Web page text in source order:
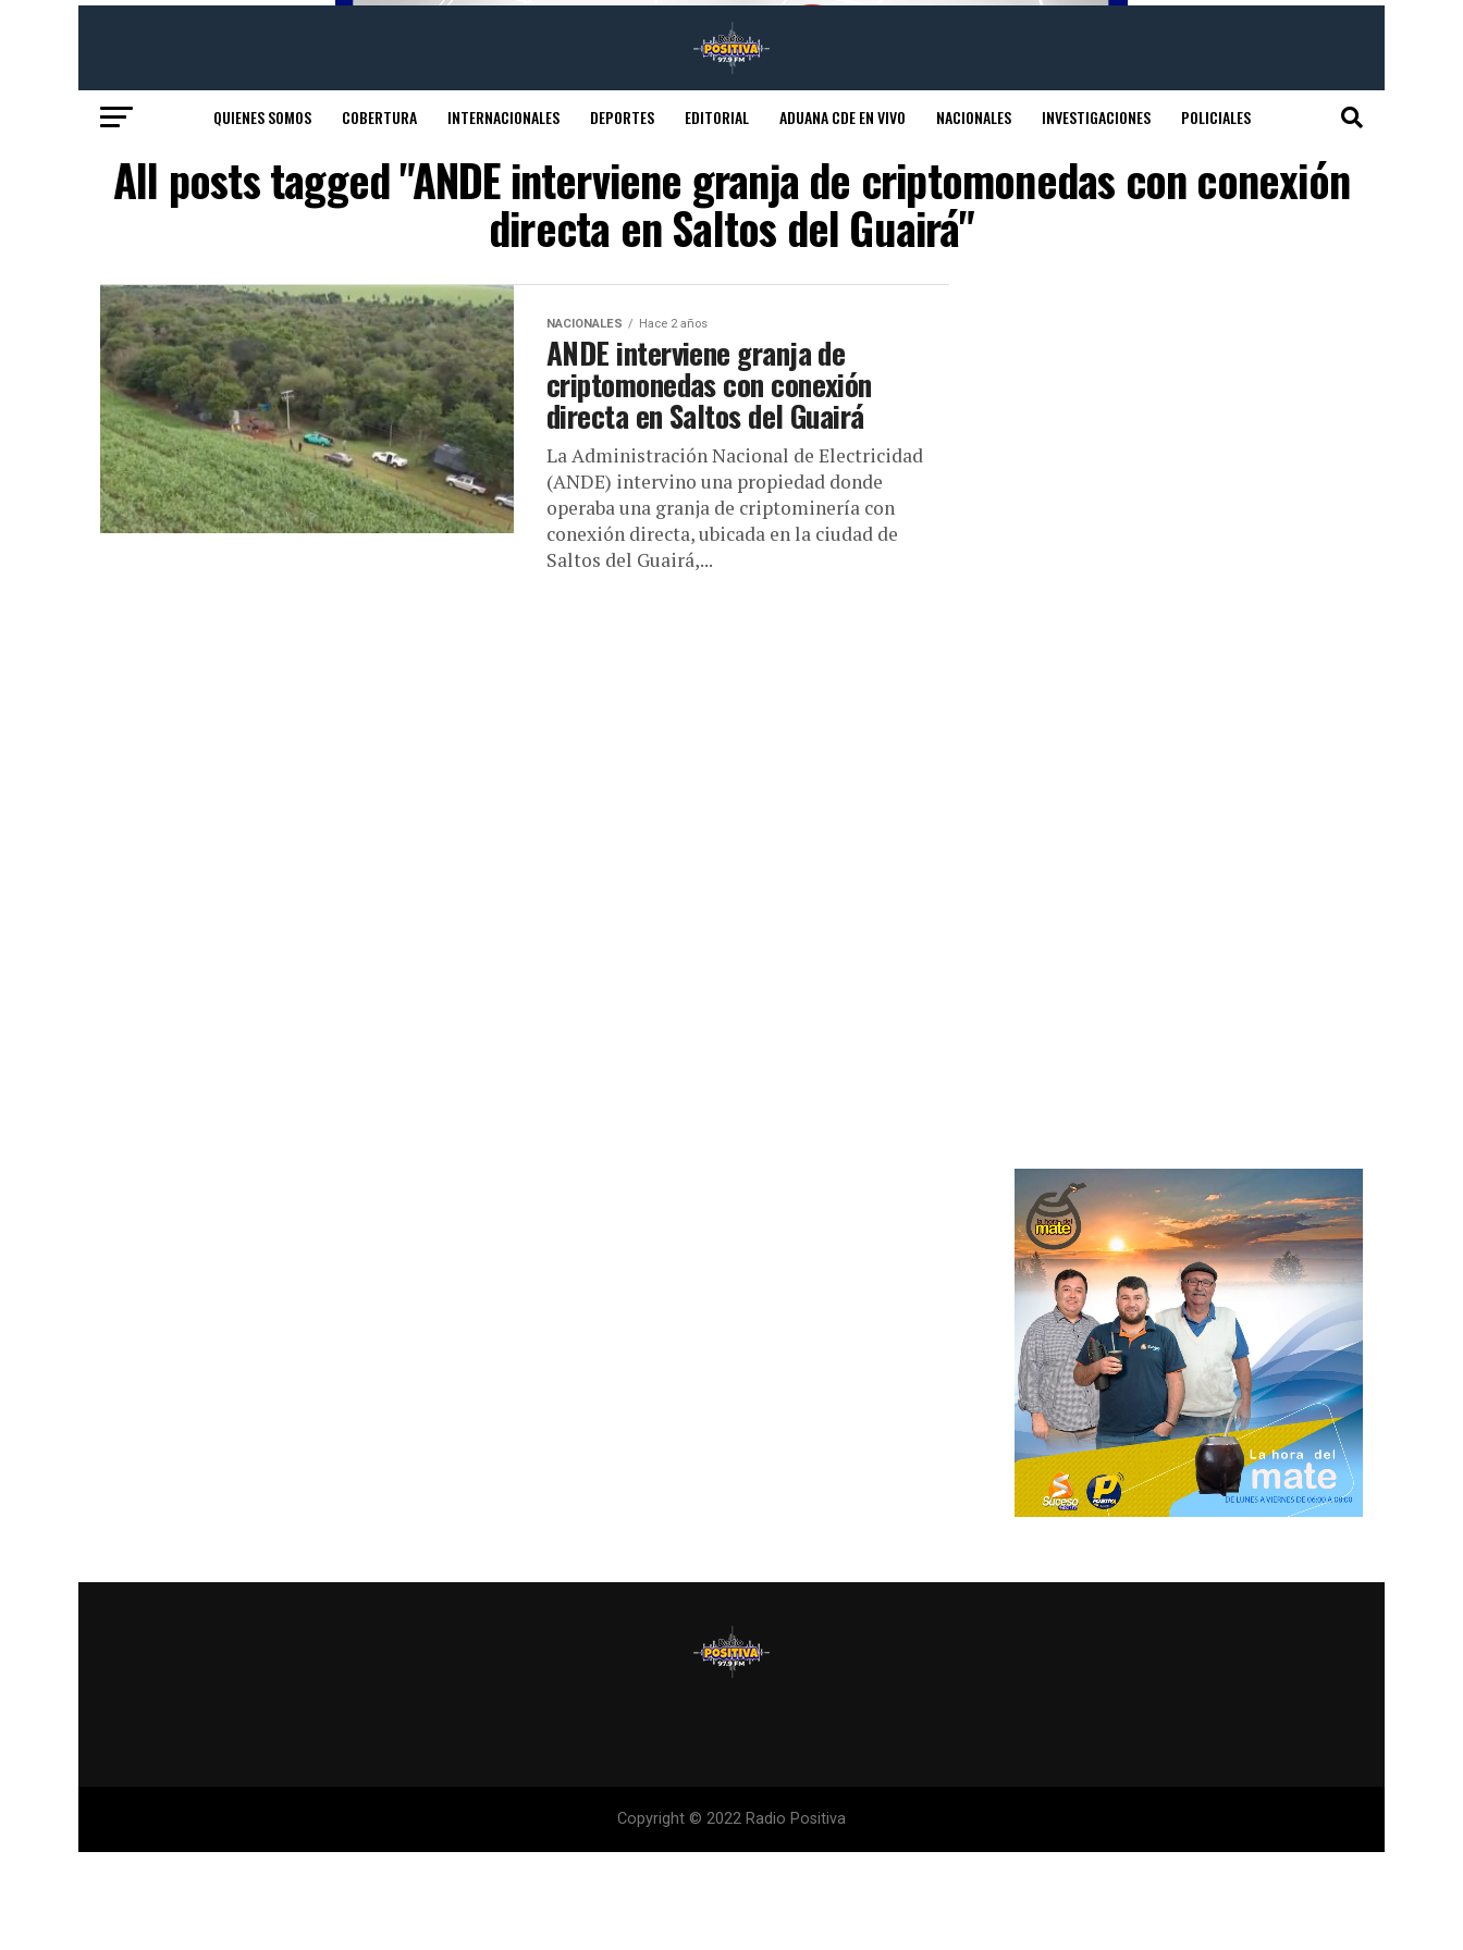
QUIENES SOMOS COBERTURA INTERNACIONALES DEPORTES EDITORIAL ADUANA CDE EN VIVO NACIONALES INVESTIGACIONES POLICIALES
All posts tagged "ANDE interviene granja de criptomonedas con conexión
directa en Saltos del Guairá"
NACIONALES Hace 2 años
ANDE interviene granja de
criptomonedas con conexión
directa en Saltos del Guairá
La Administración Nacional de Electricidad
(ANDE) intervino una propiedad donde
operaba una granja de criptominería con
conexión directa, ubicada en la ciudad de
Saltos del Guairá,...
Copyright © 2022 Radio Positiva